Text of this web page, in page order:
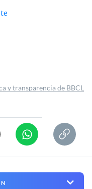
y transparencia de BBCL